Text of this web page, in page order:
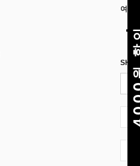
여기
KR